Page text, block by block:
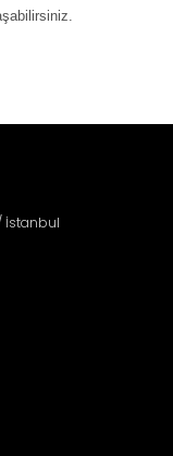
/ İstanbul